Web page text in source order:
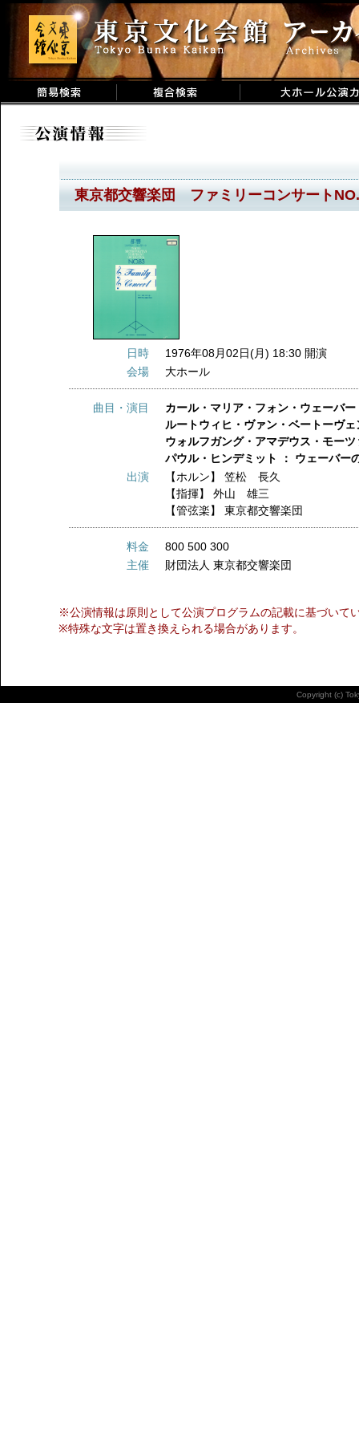
東京都交響楽団 ファミリーコンサート
日時
1976年08月02日(月) 18:30 開演
会場
大ホール
曲目・演目
カール・マリア・フォン・ウェーバ
ルートウィヒ・ヴァン・ベートー
ウォルフガング・アマデウス・モ
パウル・ヒンデミット ： ウェーバー
出演
【ホルン】笠松 長久
【指揮】外山 雄三
【管弦楽】東京都交響楽団
料金
800 500 300
主催
財団法人 東京都交響楽団
※公演情報は原則として公演プログラムの記載に基づいて
※特殊な文字は置き換えられる場合があります。
Copyright (c)